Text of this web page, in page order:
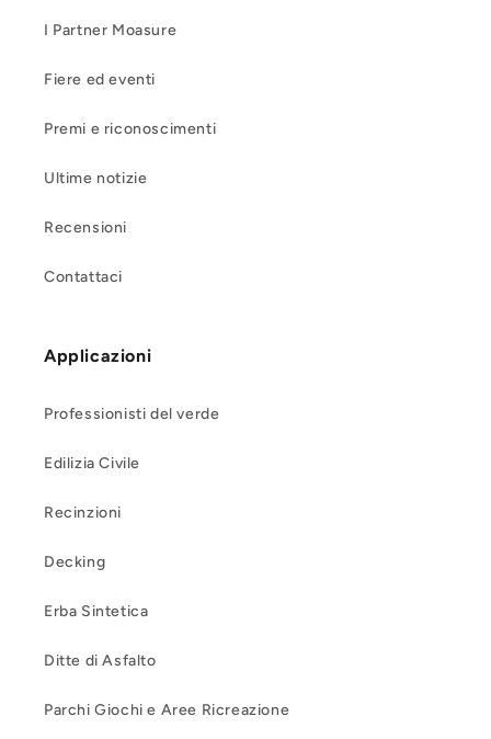
I Partner Moasure
Fiere ed eventi
Premi e riconoscimenti
Ultime notizie
Recensioni
Contattaci
Applicazioni
Professionisti del verde
Edilizia Civile
Recinzioni
Decking
Erba Sintetica
Ditte di Asfalto
Parchi Giochi e Aree Ricreazione